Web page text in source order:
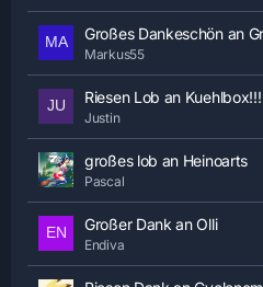
Großes Dankeschön an
Markus55
Riesen Lob an Kuehlbox!!!
Justin
großes lob an Heinoarts
Pascal
Großer Dank an Olli
Endiva